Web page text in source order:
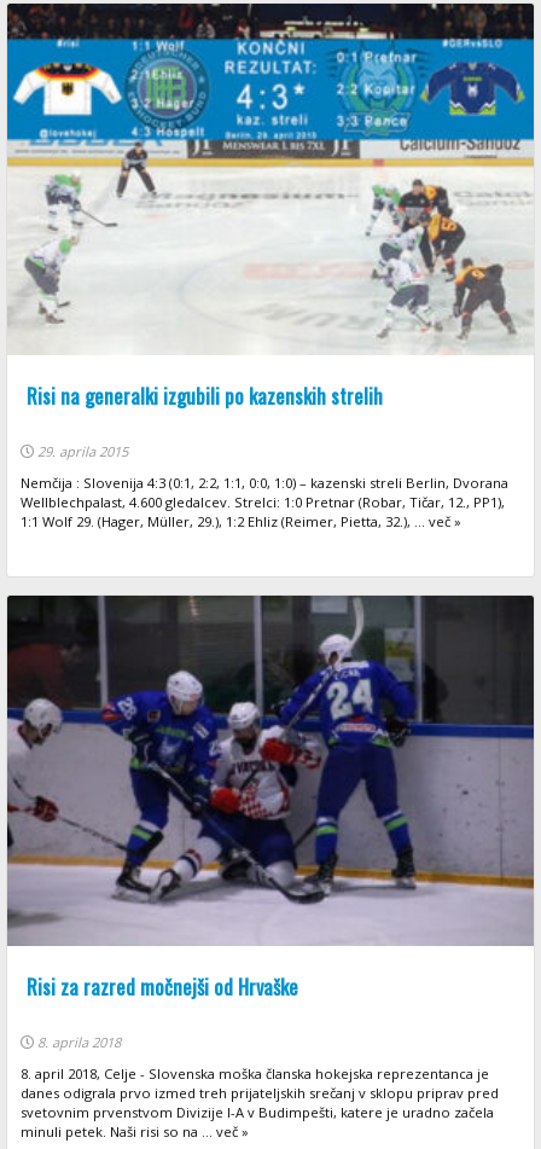
Risi na generalki izgubili po kazenskih strelih
29. aprila 2015
Nemčija : Slovenija 4:3 (0:1, 2:2, 1:1, 0:0, 1:0) – kazenski streli Berlin, Dvorana
Wellblechpalast, 4.600 gledalcev. Strelci: 1:0 Pretnar (Robar, Tičar, 12., PP1),
1:1 Wolf 29. (Hager, Müller, 29.), 1:2 Ehliz (Reimer, Pietta, 32.), ... več »
Risi za razred močnejši od Hrvaške
8. aprila 2018
8. april 2018, Celje - Slovenska moška članska hokejska reprezentanca je
danes odigrala prvo izmed treh prijateljskih srečanj v sklopu priprav pred
svetovnim prvenstvom Divizije I-A v Budimpešti, katere je uradno začela
minuli petek. Naši risi so na ... več »